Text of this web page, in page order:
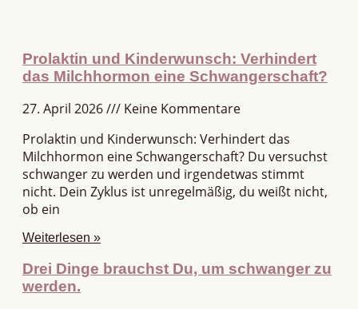
Prolaktin und Kinderwunsch: Verhindert
das Milchhormon eine Schwangerschaft?
27. April 2026
Keine Kommentare
Prolaktin und Kinderwunsch: Verhindert das
Milchhormon eine Schwangerschaft? Du versuchst
schwanger zu werden und irgendetwas stimmt
nicht. Dein Zyklus ist unregelmäßig, du weißt nicht,
ob ein
Weiterlesen »
Drei Dinge brauchst Du, um schwanger zu
werden.